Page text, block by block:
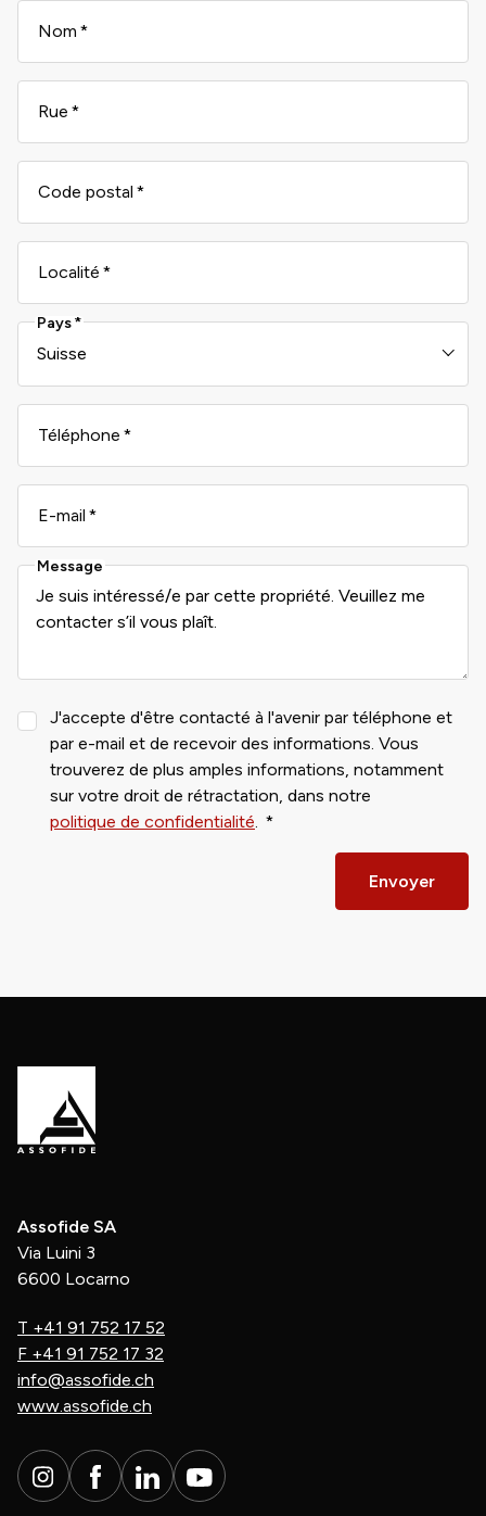
Nom
Rue
Code postal
Localité
Pays
Téléphone
E-mail
Message
J'accepte d'être contacté à l'avenir par téléphone et
par e-mail et de recevoir des informations. Vous
trouverez de plus amples informations, notamment
sur votre droit de rétractation, dans notre
politique de confidentialité.
Envoyer
Assofide SA
Via Luini 3
6600 Locarno
T +41 91 752 17 52
F +41 91 752 17 32
info@assofide.ch
www.assofide.ch